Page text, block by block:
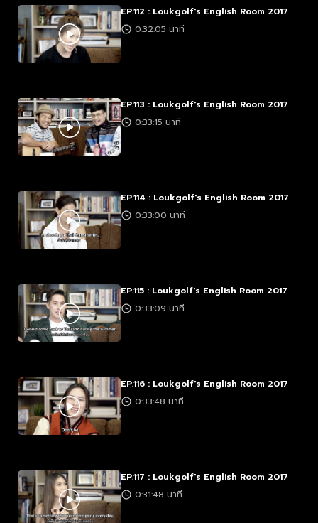
EP.112 : Loukgolf's English Room 2017
0:32:05 นาที
EP.113 : Loukgolf's English Room 2017
0:33:15 นาที
EP.114 : Loukgolf's English Room 2017
0:33:00 นาที
EP.115 : Loukgolf's English Room 2017
0:33:09 นาที
EP.116 : Loukgolf's English Room 2017
0:33:48 นาที
EP.117 : Loukgolf's English Room 2017
0:31:48 นาที